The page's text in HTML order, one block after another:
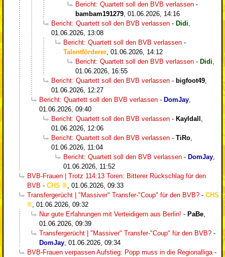
Bericht: Quartett soll den BVB verlassen -
bambam191279, 01.06.2026, 14:16
Bericht: Quartett soll den BVB verlassen - Didi,
01.06.2026, 13:08
Bericht: Quartett soll den BVB verlassen -
Talentförderer, 01.06.2026, 14:12
Bericht: Quartett soll den BVB verlassen - Didi,
01.06.2026, 16:55
Bericht: Quartett soll den BVB verlassen - bigfoot49,
01.06.2026, 12:27
Bericht: Quartett soll den BVB verlassen - DomJay,
01.06.2026, 09:40
Bericht: Quartett soll den BVB verlassen - Kayldall ,
01.06.2026, 12:06
Bericht: Quartett soll den BVB verlassen - TiRo,
01.06.2026, 11:04
Bericht: Quartett soll den BVB verlassen - DomJay,
01.06.2026, 11:52
BVB-Frauen | Trotz 114:13 Toren: Bitterer Rückschlag für den
BVB - CHS , 01.06.2026, 09:33
Transfergerücht | "Massiver" Transfer-"Coup" für den BVB? - CHS
, 01.06.2026, 09:32
Nur gute Erfahrungen mit Verteidigern aus Berlin! - PaBe,
01.06.2026, 09:39
Transfergerücht | "Massiver" Transfer-"Coup" für den BVB? -
DomJay, 01.06.2026, 09:34
BVB-Frauen verpassen Aufstieg: Popp muss in die Regionalliga-